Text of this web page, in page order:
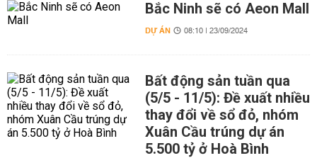
Bắc Ninh sẽ có Aeon Mall
DỰ ÁN 08:10 | 23/09/2024
Bất động sản tuần qua
(5/5 - 11/5): Đề xuất nhiều
thay đổi về sổ đỏ, nhóm
Xuân Cầu trúng dự án
5.500 tỷ ở Hoà Bình